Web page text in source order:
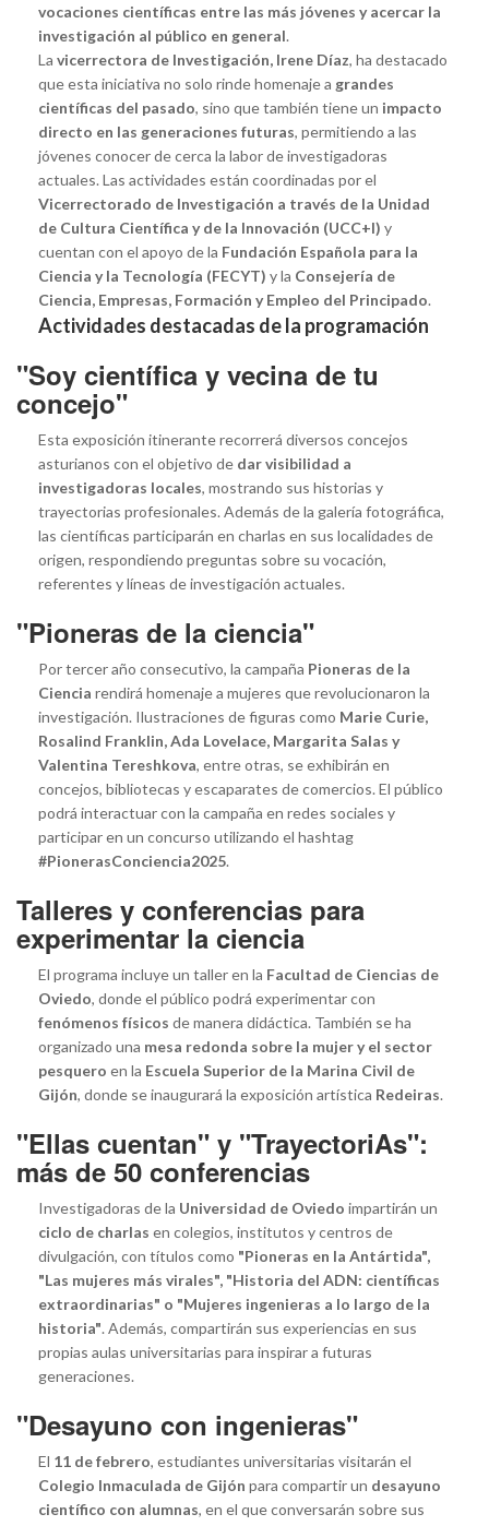
vocaciones científicas entre las más jóvenes y acercar la
investigación al público en general.
La vicerrectora de Investigación, Irene Díaz, ha destacado
que esta iniciativa no solo rinde homenaje a grandes
científicas del pasado, sino que también tiene un impacto
directo en las generaciones futuras, permitiendo a las
jóvenes conocer de cerca la labor de investigadoras
actuales. Las actividades están coordinadas por el
Vicerrectorado de Investigación a través de la Unidad
de Cultura Científica y de la Innovación (UCC+I) y
cuentan con el apoyo de la Fundación Española para la
Ciencia y la Tecnología (FECYT) y la Consejería de
Ciencia, Empresas, Formación y Empleo del Principado.
Actividades destacadas de la programación
"Soy científica y vecina de tu
concejo"
Esta exposición itinerante recorrerá diversos concejos
asturianos con el objetivo de dar visibilidad a
investigadoras locales, mostrando sus historias y
trayectorias profesionales. Además de la galería fotográfica,
las científicas participarán en charlas en sus localidades de
origen, respondiendo preguntas sobre su vocación,
referentes y líneas de investigación actuales.
"Pioneras de la ciencia"
Por tercer año consecutivo, la campaña Pioneras de la
Ciencia rendirá homenaje a mujeres que revolucionaron la
investigación. Ilustraciones de figuras como Marie Curie,
Rosalind Franklin, Ada Lovelace, Margarita Salas y
Valentina Tereshkova, entre otras, se exhibirán en
concejos, bibliotecas y escaparates de comercios. El público
podrá interactuar con la campaña en redes sociales y
participar en un concurso utilizando el hashtag
#PionerasConciencia2025.
Talleres y conferencias para
experimentar la ciencia
El programa incluye un taller en la Facultad de Ciencias de
Oviedo, donde el público podrá experimentar con
fenómenos físicos de manera didáctica. También se ha
organizado una mesa redonda sobre la mujer y el sector
pesquero en la Escuela Superior de la Marina Civil de
Gijón, donde se inaugurará la exposición artística Redeiras.
"Ellas cuentan" y "TrayectoriAs":
más de 50 conferencias
Investigadoras de la Universidad de Oviedo impartirán un
ciclo de charlas en colegios, institutos y centros de
divulgación, con títulos como "Pioneras en la Antártida",
"Las mujeres más virales", "Historia del ADN: científicas
extraordinarias" o "Mujeres ingenieras a lo largo de la
historia". Además, compartirán sus experiencias en sus
propias aulas universitarias para inspirar a futuras
generaciones.
"Desayuno con ingenieras"
El 11 de febrero, estudiantes universitarias visitarán el
Colegio Inmaculada de Gijón para compartir un desayuno
científico con alumnas, en el que conversarán sobre sus